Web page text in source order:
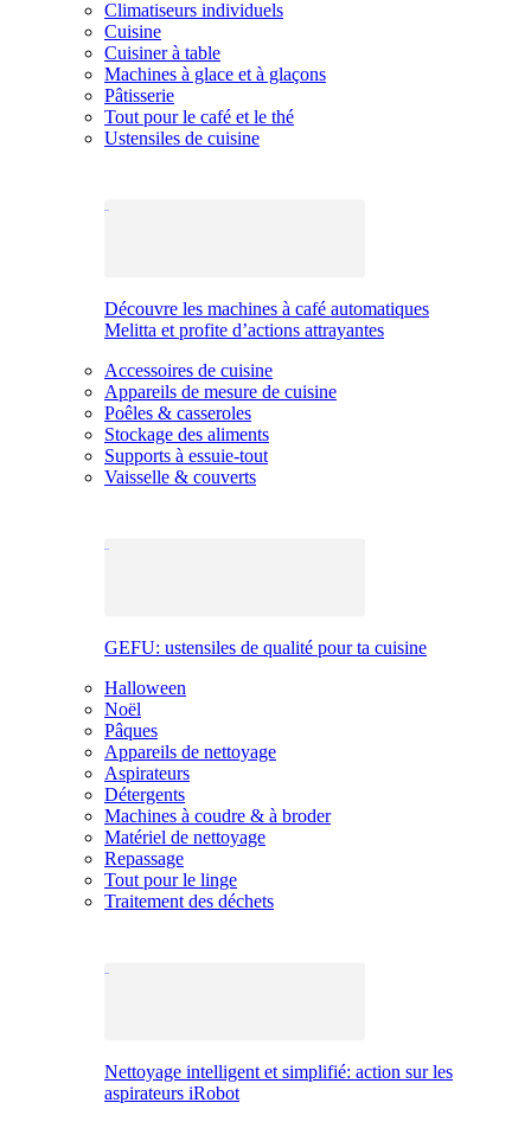
Climatiseurs individuels
Cuisine
Cuisiner à table
Machines à glace et à glaçons
Pâtisserie
Tout pour le café et le thé
Ustensiles de cuisine
Découvre les machines à café automatiques
Melitta et profite d’actions attrayantes
Accessoires de cuisine
Appareils de mesure de cuisine
Poêles & casseroles
Stockage des aliments
Supports à essuie-tout
Vaisselle & couverts
GEFU: ustensiles de qualité pour ta cuisine
Halloween
Noël
Pâques
Appareils de nettoyage
Aspirateurs
Détergents
Machines à coudre & à broder
Matériel de nettoyage
Repassage
Tout pour le linge
Traitement des déchets
Nettoyage intelligent et simplifié: action sur les
aspirateurs iRobot